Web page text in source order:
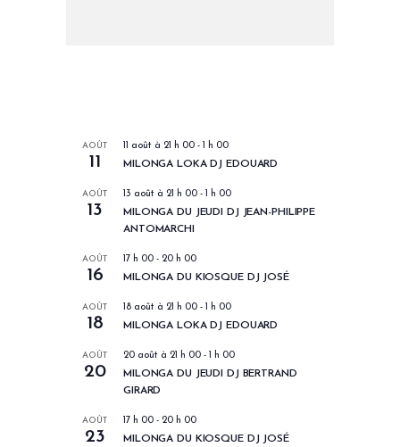
AOÛT
11
11 août à 21 h 00 - 1 h 00
MILONGA LOKA DJ EDOUARD
AOÛT
13
13 août à 21 h 00 - 1 h 00
MILONGA DU JEUDI DJ JEAN-PHILIPPE
ANTOMARCHI
AOÛT
16
17 h 00 - 20 h 00
MILONGA DU KIOSQUE DJ JOSÉ
AOÛT
18
18 août à 21 h 00 - 1 h 00
MILONGA LOKA DJ EDOUARD
AOÛT
20
20 août à 21 h 00 - 1 h 00
MILONGA DU JEUDI DJ BERTRAND
GIRARD
AOÛT
23
17 h 00 - 20 h 00
MILONGA DU KIOSQUE DJ JOSÉ